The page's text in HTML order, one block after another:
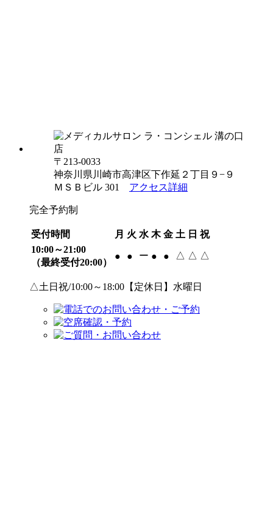
〒213-0033
神奈川県川崎市高津区下作延２丁目９−９
ＭＳＢビル 301 アクセス詳細
完全予約制
受付時間 月 火 水 木 金 土 日 祝
10:00～21:00
（最終受付20:00）
● ● ー ● ● △ △ △
△土日祝/10:00～18:00【定休日】水曜日